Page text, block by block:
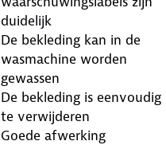
duidelijk
De bekleding kan in de
wasmachine worden
gewassen
De bekleding is eenvoudig
te verwijderen
Goede afwerking